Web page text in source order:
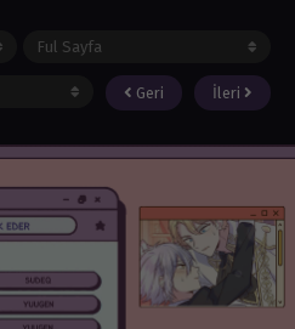
Geri İleri